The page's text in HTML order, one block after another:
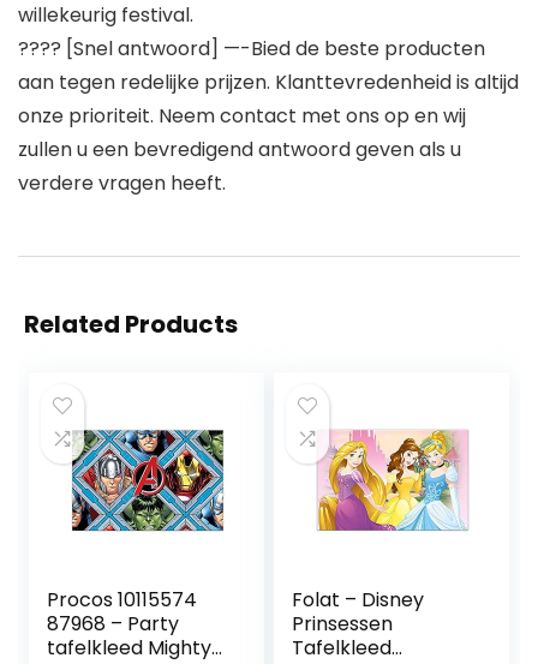
willekeurig festival.
???? [Snel antwoord] —-Bied de beste producten
aan tegen redelijke prijzen. Klanttevredenheid is altijd
onze prioriteit. Neem contact met ons op en wij
zullen u een bevredigend antwoord geven als u
verdere vragen heeft.
Related Products
Procos 10115574
87968 – Party
tafelkleed Mighty
Folat – Disney
Prinsessen
Tafelkleed